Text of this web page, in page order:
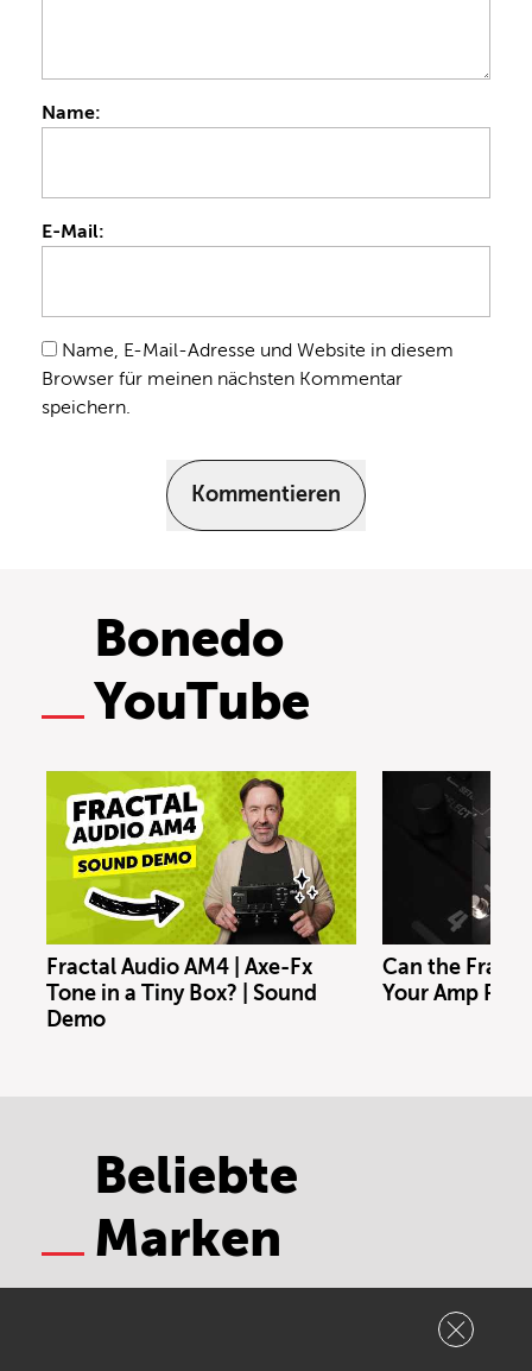
Name:
E-Mail:
Name, E-Mail-Adresse und Website in diesem
Browser für meinen nächsten Kommentar
speichern.
Kommentieren
Bonedo
YouTube
Fractal Audio AM4 | Axe-Fx
Tone in a Tiny Box? | Sound
Demo
Can the
Your Amp Rig?
Beliebte
Marken